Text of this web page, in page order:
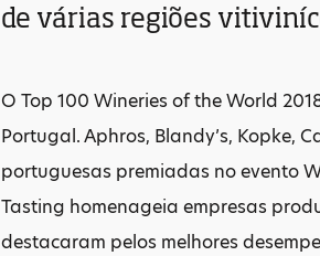
de várias regiões
O Top 100 Wineries of the World
Portugal. Aphros, Blandy’s, Kopke,
portuguesas premiadas no evento
Tasting homenageia empresas
destacaram pelos melhores